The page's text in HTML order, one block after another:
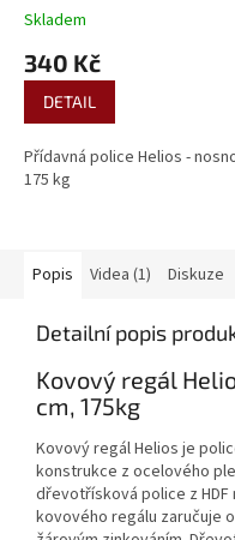
Skladem
340 Kč
DETAIL
Přídavná police Helios -
175 kg
Popis Videa (1) Diskuze
Detailní popis
Kovový regál
cm, 175kg
Kovový regál Helios je
konstrukce z ocelového
dřevotřísková police z
kovového regálu zaručuje